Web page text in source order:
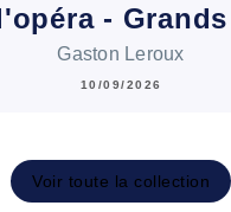
-
Gaston Leroux
10/09/2026
Voir toute la collection